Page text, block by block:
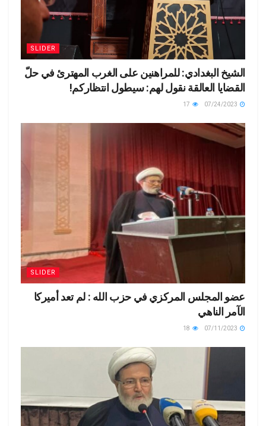
SLIDER
الشيخ البغدادي: للمراهنين على الغرب المهترئ في حلّ
القضايا العالقة نقول لهم: سيطول انتظاركم!
SLIDER
عضو المجلس المركزي في حزب الله : لم تعد أميركا
الآمر الناهي